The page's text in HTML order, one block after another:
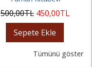
500,00TL 450,00TL
Sepete Ekle
Tümünü göster